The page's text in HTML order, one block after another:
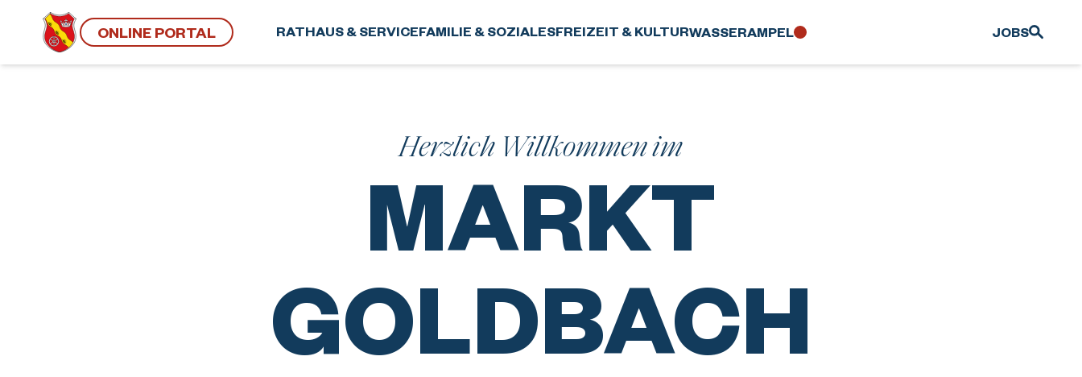
ONLINE PORTAL RATHAUS & SERVICEFAMILIE & SOZIALESFREIZEIT & KULTURWASSER­AMPEL JOBS
Herzlich Willkommen im
MARKT
GOLDBACH